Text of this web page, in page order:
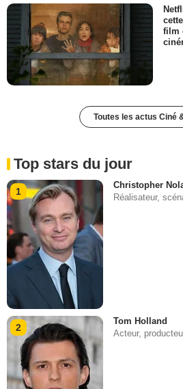
film
Toutes les actus Ciné
Top stars du jour
1
Christopher
Réalisateur,
2
Tom Holland
Acteur,